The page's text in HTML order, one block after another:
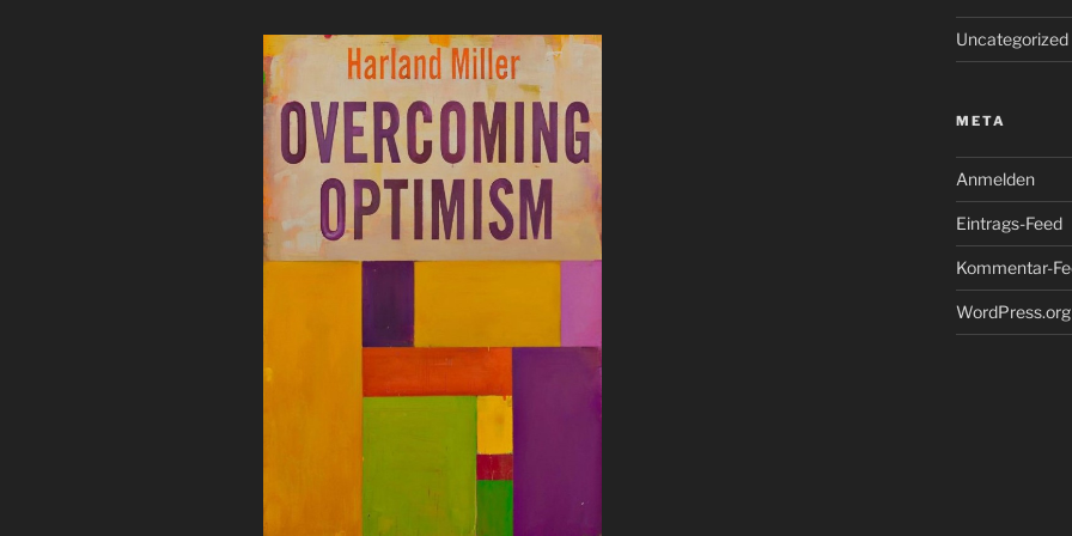
Uncategorized
META
Anmelden
Eintrags-Feed
Kommentar-
WordPress.org